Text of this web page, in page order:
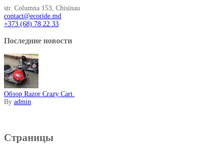
str. Columna 153, Chisinau
contact@ecoride.md
+373 (68) 78 22 33
Последние новости
Обзор Razor Crazy Cart.
By admin
Страницы